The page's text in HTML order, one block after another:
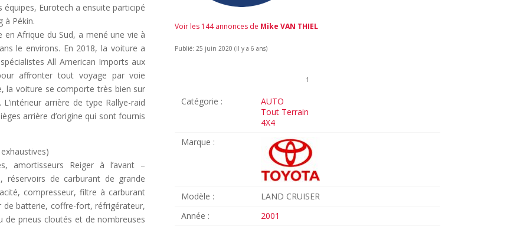
Eurotech a ensuite participé
à Pékin.
Afrique du Sud, a mené une vie à
le environs. En 2018, la voiture a
All American Imports aux
affronter tout voyage par voie
la voiture se comporte très bien sur
arrière de type Rallye-raid
arrière d’origine qui sont fournis
amortisseurs Reiger à l’avant –
réservoirs de carburant de grande
compresseur, filtre à carburant
de batterie, coffre-fort, réfrigérateur,
de pneus cloutés et de nombreuses
Voir les 144 annonces de Mike VAN THIEL
Publié: 25 juin 2020 (il y a 6 ans)
1
Catégorie :
AUTO
Tout Terrain
4X4
Marque :
Modèle :
LAND CRUISER
Année :
2001